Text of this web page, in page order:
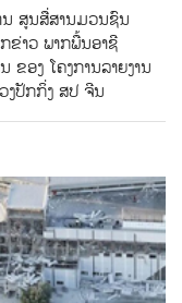
ນ ສູນສື່ສານມວນຊົນ
າວ ພາກພື້ນອາຊີ
ຂອງ ໂຄງການລາຍງານ
ງປັກກິ່ງ ສປ ຈີນ